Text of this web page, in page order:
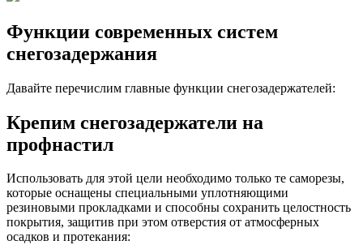
Функции современных систем
снегозадержания
Давайте перечислим главные функции снегозадержателей:
Крепим снегозадержатели на
профнастил
Использовать для этой цели необходимо только те саморезы,
которые оснащены специальными уплотняющими
резиновыми прокладками и способны сохранить целостность
покрытия, защитив при этом отверстия от атмосферных
осадков и протекания: